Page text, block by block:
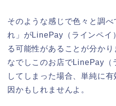
そのような感じで色々と調
れ」がLinePay（ラインペイ
る可能性があることが分か
なでしこのお店でLinePay（
してしまった場合、単純に
因かもしれませんよ。